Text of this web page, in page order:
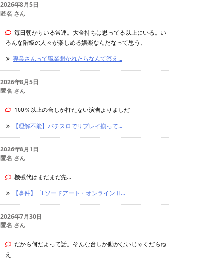
2026年8月5日
匿名 さん
毎日朝からいる常連。大金持ちは思ってる以上にいる。い
ろんな階級の人々が楽しめる娯楽なんだなって思う。
専業さんって職業聞かれたらなんて答え...
2026年8月5日
匿名 さん
100％以上の台しか打たない演者よりましだ
【理解不能】パチスロでリプレイ揃って...
2026年8月1日
匿名 さん
機械代はまだまだ先...
【事件】『Lソードアート・オンラインⅡ...
2026年7月30日
匿名 さん
だから何だよって話。そんな台しか動かないじゃくだらね
え